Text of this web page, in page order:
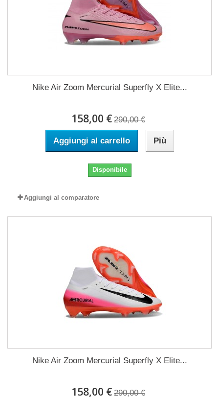
Nike Air Zoom Mercurial Superfly X Elite...
158,00 € 290,00 €
Aggiungi al carrello Più
Disponibile
Aggiungi al comparatore
Nike Air Zoom Mercurial Superfly X Elite...
158,00 € 290,00 €